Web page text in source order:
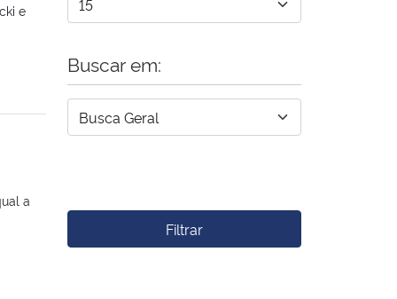
e
a
Buscar em:
Filtrar